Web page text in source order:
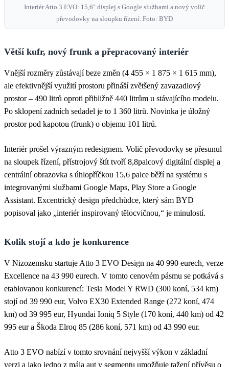
Interiér Atto 3 EVO: 15,6″ displej s Google službami a nový volič
převodovky na sloupku řízení. Foto: BYD
Větší kufr, nový frunk a přepracovaný interiér
Vnější rozměry zůstávají beze změn (4 455 × 1 875 × 1 615 mm),
ale efektivnější využití prostoru přináší zvětšený zavazadlový
prostor – 490 litrů oproti přibližně 440 litrům u stávajícího modelu.
Po sklopení zadních sedadel je to 1 360 litrů. Novinka je úložný
prostor pod kapotou (frunk) o objemu 101 litrů.
Interiér prošel výrazným redesignem. Volič převodovky se přesunul
na sloupek řízení, přístrojový štít tvoří 8,8palcový digitální displej a
centrální obrazovka s úhlopříčkou 15,6 palce běží na systému s
integrovanými službami Google Maps, Play Store a Google
Assistant. Excentrický design předchůdce, který sám BYD
popisoval jako „interiér inspirovaný tělocvičnou,“ je minulostí.
Kolik stojí a kdo je konkurence
V Nizozemsku startuje Atto 3 EVO Design na 40 990 eurech, verze
Excellence na 43 990 eurech. V tomto cenovém pásmu se potkává s
etablovanou konkurencí: Tesla Model Y RWD (300 koní, 534 km)
stojí od 39 990 eur, Volvo EX30 Extended Range (272 koní, 474
km) od 39 995 eur, Hyundai Ioniq 5 Style (170 koní, 440 km) od 42
995 eur a Škoda Elroq 85 (286 koní, 571 km) od 43 990 eur.
Atto 3 EVO nabízí v tomto srovnání nejvyšší výkon v základní
verzi a jako jedno z mála aut v segmentu umožňuje tažení přívěsu o